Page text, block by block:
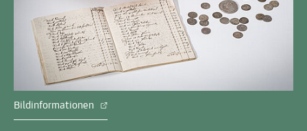
Bildinformationen